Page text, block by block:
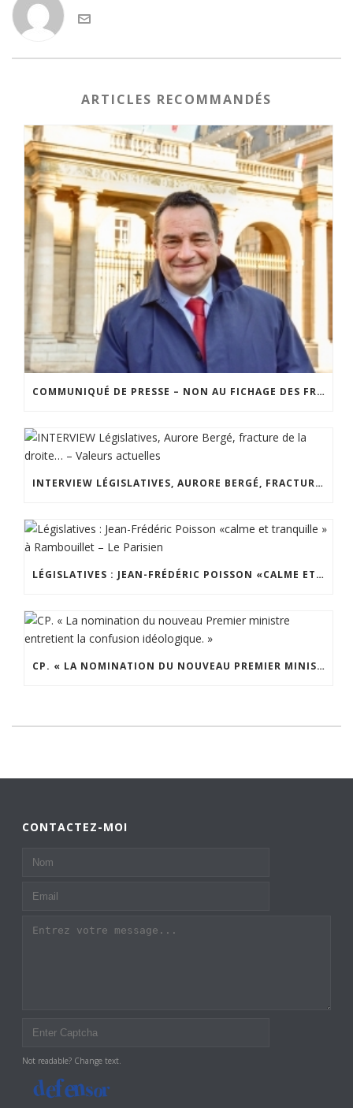
ARTICLES RECOMMANDÉS
COMMUNIQUÉ DE PRESSE – NON AU FICHAGE DES FRANÇAIS SUR LEURS OPINIONS
INTERVIEW LÉGISLATIVES, AURORE BERGÉ, FRACTURE DE LA DROITE… – VALEURS ACTUELLES
LÉGISLATIVES : JEAN-FRÉDÉRIC POISSON «CALME ET TRANQUILLE » À RAMBOUILLET – LE PARISIEN
CP. « LA NOMINATION DU NOUVEAU PREMIER MINISTRE ENTRETIENT LA CONFUSION IDÉOLOGIQUE. »
CONTACTEZ-MOI
Not readable? Change text.